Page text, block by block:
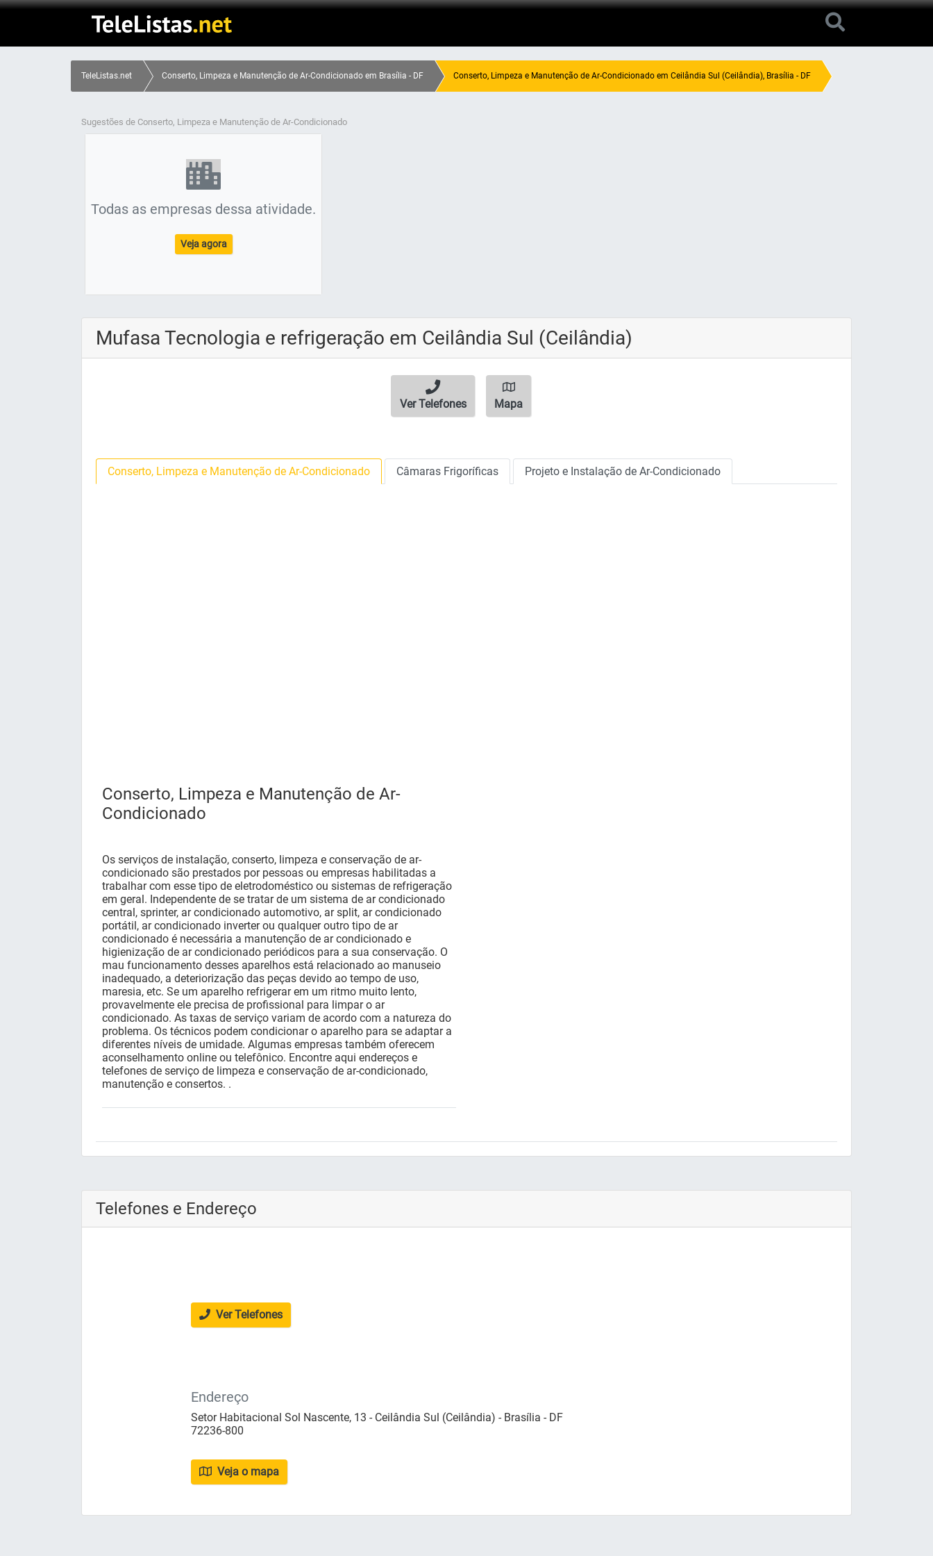
TeleListas.net Conserto, Limpeza e Manutenção de Ar-Condicionado em Brasília - DF Conserto, Limpeza e Manutenção de Ar-Condicionado em Ceilândia Sul (Ceilândia), Brasília - DF
Sugestões de Conserto, Limpeza e Manutenção de Ar-Condicionado
Todas as empresas dessa atividade.
Veja agora
Mufasa Tecnologia e refrigeração em Ceilândia Sul (Ceilândia)
Ver Telefones Mapa
Conserto, Limpeza e Manutenção de Ar-Condicionado Câmaras Frigoríficas Projeto e Instalação de Ar-Condicionado
Conserto, Limpeza e Manutenção de Ar-
Condicionado
Os serviços de instalação, conserto, limpeza e conservação de ar-
condicionado são prestados por pessoas ou empresas habilitadas a
trabalhar com esse tipo de eletrodoméstico ou sistemas de refrigeração
em geral. Independente de se tratar de um sistema de ar condicionado
central, sprinter, ar condicionado automotivo, ar split, ar condicionado
portátil, ar condicionado inverter ou qualquer outro tipo de ar
condicionado é necessária a manutenção de ar condicionado e
higienização de ar condicionado periódicos para a sua conservação. O
mau funcionamento desses aparelhos está relacionado ao manuseio
inadequado, a deteriorização das peças devido ao tempo de uso,
maresia, etc. Se um aparelho refrigerar em um ritmo muito lento,
provavelmente ele precisa de profissional para limpar o ar
condicionado. As taxas de serviço variam de acordo com a natureza do
problema. Os técnicos podem condicionar o aparelho para se adaptar a
diferentes níveis de umidade. Algumas empresas também oferecem
aconselhamento online ou telefônico. Encontre aqui endereços e
telefones de serviço de limpeza e conservação de ar-condicionado,
manutenção e consertos. .
Telefones e Endereço
Ver Telefones
Endereço
Setor Habitacional Sol Nascente, 13 - Ceilândia Sul (Ceilândia) - Brasília - DF
72236-800
Veja o mapa